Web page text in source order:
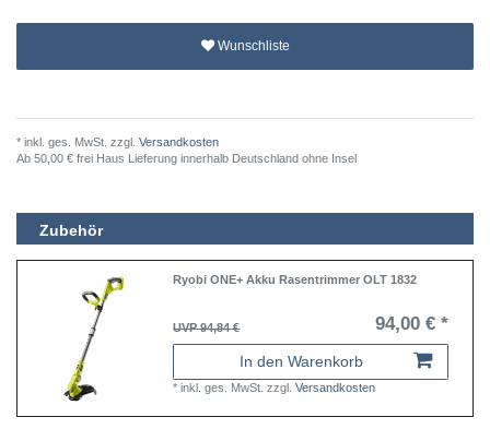
Wunschliste
* inkl. ges. MwSt. zzgl. Versandkosten
Ab 50,00 € frei Haus Lieferung innerhalb Deutschland ohne Insel
Zubehör
Ryobi ONE+ Akku Rasentrimmer OLT 1832
UVP 94,84 € 94,00 € *
In den Warenkorb
*inkl. ges. MwSt. zzgl.Versandkosten